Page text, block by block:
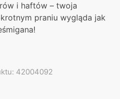
i haftów – twoja
praniu wygląda jak
42004092